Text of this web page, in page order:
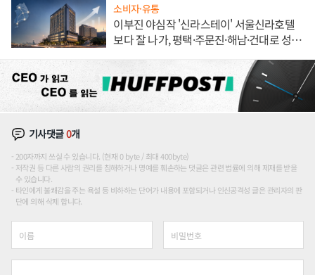
소비자·유통
이부진 야심작 '신라스테이' 서울신라호텔
보다 잘 나가, 평택·주문진·해남·건대로 성
기사댓글0개
200자까지 쓰실 수 있습니다. (현재 0 byte / 최대 400byte)
저작권 등 다른 사람의 권리를 침해하거나 명예를 훼손하는 댓글은 관련 법률에 의해 제재를 받을
수 있습니다.
타인에게 불쾌감을 주는 욕설 등 비하하는 단어가 내용에 포함되거나 인신공격성 글은 관리자의 판
단에 의해 삭제 합니다.